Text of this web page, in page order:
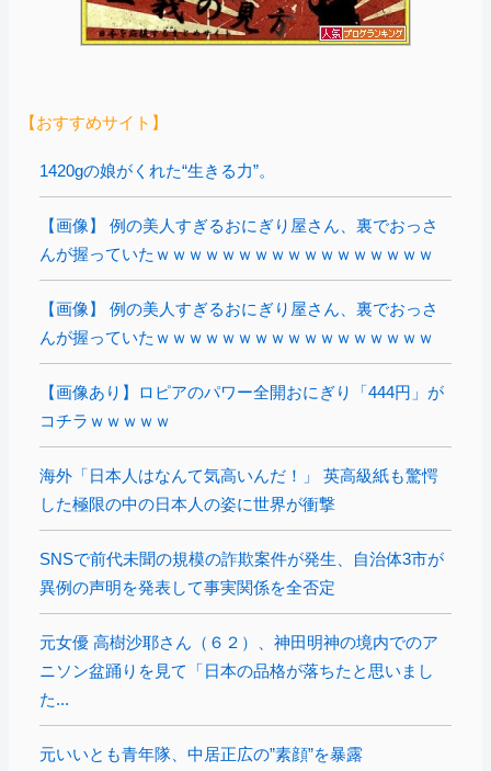
【おすすめサイト】
1420gの娘がくれた“生きる力”。
【画像】 例の美人すぎるおにぎり屋さん、裏でおっさ
んが握っていたｗｗｗｗｗｗｗｗｗｗｗｗｗｗｗｗｗ
【画像】 例の美人すぎるおにぎり屋さん、裏でおっさ
んが握っていたｗｗｗｗｗｗｗｗｗｗｗｗｗｗｗｗｗ
【画像あり】ロピアのパワー全開おにぎり「444円」が
コチラｗｗｗｗｗ
海外「日本人はなんて気高いんだ！」 英高級紙も驚愕
した極限の中の日本人の姿に世界が衝撃
SNSで前代未聞の規模の詐欺案件が発生、自治体3市が
異例の声明を発表して事実関係を全否定
元女優 高樹沙耶さん（６２）、神田明神の境内でのア
ニソン盆踊りを見て「日本の品格が落ちたと思いまし
た...
元いいとも青年隊、中居正広の”素顔”を暴露